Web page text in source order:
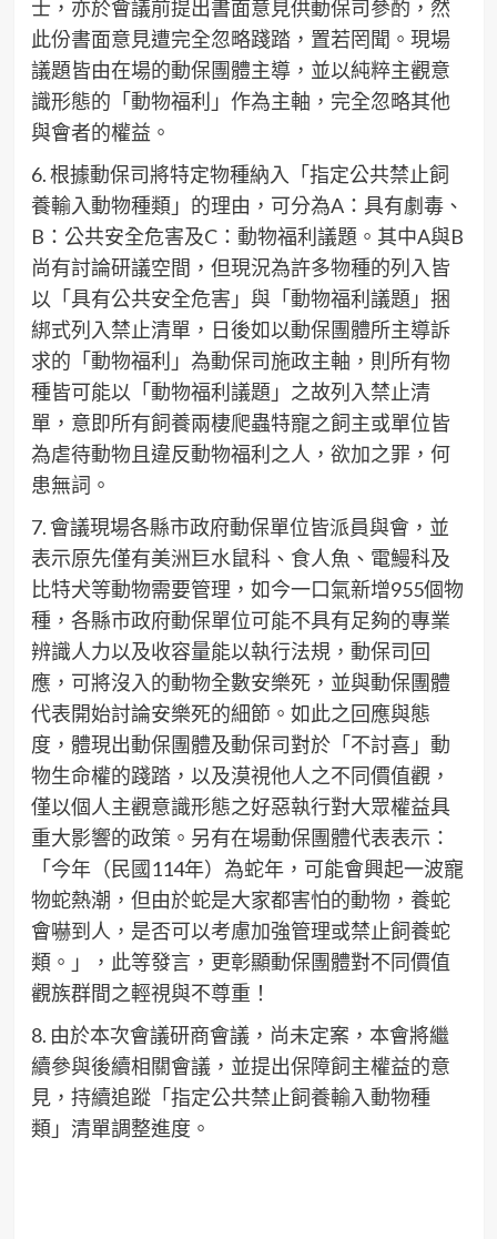
士，亦於會議前提出書面意見供動保司參酌，然
此份書面意見遭完全忽略踐踏，置若罔聞。現場
議題皆由在場的動保團體主導，並以純粹主觀意
識形態的「動物福利」作為主軸，完全忽略其他
與會者的權益。
6. 根據動保司將特定物種納入「指定公共禁止飼
養輸入動物種類」的理由，可分為A：具有劇毒、
B：公共安全危害及C：動物福利議題。其中A與B
尚有討論研議空間，但現況為許多物種的列入皆
以「具有公共安全危害」與「動物福利議題」捆
綁式列入禁止清單，日後如以動保團體所主導訴
求的「動物福利」為動保司施政主軸，則所有物
種皆可能以「動物福利議題」之故列入禁止清
單，意即所有飼養兩棲爬蟲特寵之飼主或單位皆
為虐待動物且違反動物福利之人，欲加之罪，何
患無詞。
7. 會議現場各縣市政府動保單位皆派員與會，並
表示原先僅有美洲巨水鼠科、食人魚、電鰻科及
比特犬等動物需要管理，如今一口氣新增955個物
種，各縣市政府動保單位可能不具有足夠的專業
辨識人力以及收容量能以執行法規，動保司回
應，可將沒入的動物全數安樂死，並與動保團體
代表開始討論安樂死的細節。如此之回應與態
度，體現出動保團體及動保司對於「不討喜」動
物生命權的踐踏，以及漠視他人之不同價值觀，
僅以個人主觀意識形態之好惡執行對大眾權益具
重大影響的政策。另有在場動保團體代表表示：
「今年（民國114年）為蛇年，可能會興起一波寵
物蛇熱潮，但由於蛇是大家都害怕的動物，養蛇
會嚇到人，是否可以考慮加強管理或禁止飼養蛇
類。」，此等發言，更彰顯動保團體對不同價值
觀族群間之輕視與不尊重！
8. 由於本次會議研商會議，尚未定案，本會將繼
續參與後續相關會議，並提出保障飼主權益的意
見，持續追蹤「指定公共禁止飼養輸入動物種
類」清單調整進度。